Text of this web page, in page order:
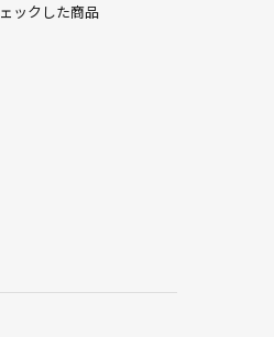
ックした商品